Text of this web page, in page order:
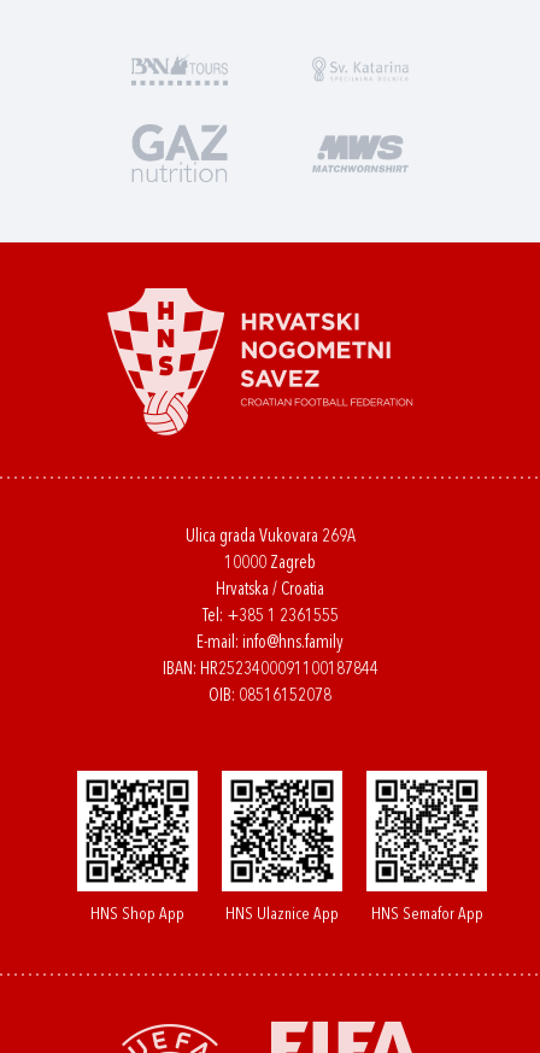
Ulica grada Vukovara 269A
10000 Zagreb
Hrvatska / Croatia
Tel: +385 1 2361555
E-mail: info@hns.family
IBAN: HR2523400091100187844
OIB: 08516152078
HNS Shop App HNS Ulaznice App HNS Semafor App